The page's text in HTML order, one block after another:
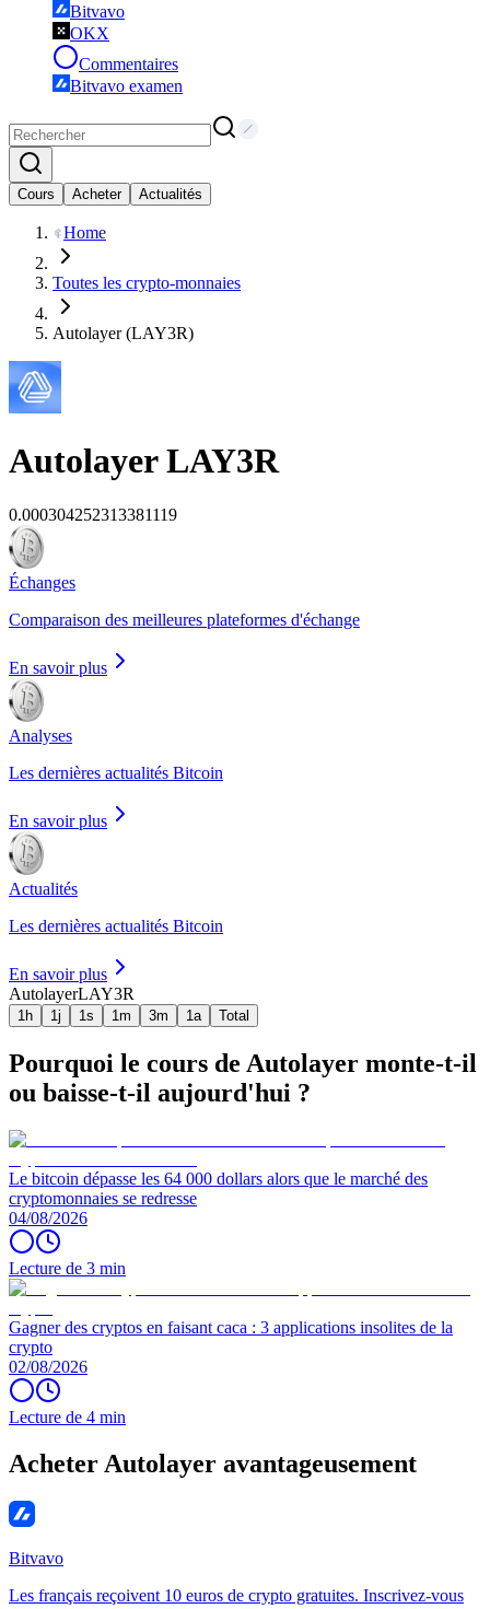
Bitvavo
OKX
Commentaires
Bitvavo examen
Cours Acheter Actualités
Home
Toutes les crypto-monnaies
Autolayer (LAY3R)
Autolayer LAY3R
0.000304252313381119
Échanges
Comparaison des meilleures plateformes d'échange
En savoir plus
Analyses
Les dernières actualités Bitcoin
En savoir plus
Actualités
Les dernières actualités Bitcoin
En savoir plus
AutolayerLAY3R
1h 1j 1s 1m 3m 1a Total
Pourquoi le cours de Autolayer monte-t-il
ou baisse-t-il aujourd'hui ?
Le bitcoin dépasse les 64 000 dollars alors que le marché des
cryptomonnaies se redresse
04/08/2026
Lecture de 3 min
Gagner des cryptos en faisant caca : 3 applications insolites de la
crypto
02/08/2026
Lecture de 4 min
Acheter Autolayer avantageusement
Bitvavo
Les français reçoivent 10 euros de crypto gratuites. Inscrivez-vous